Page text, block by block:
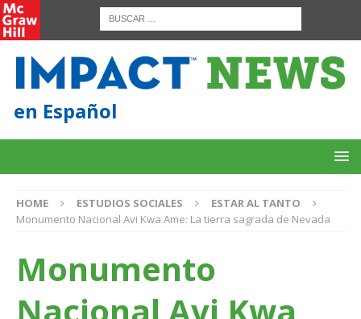
en Español
HOME ESTUDIOS SOCIALES
ESTAR AL TANTO
Monumento Nacional Avi Kwa Ame: La tierra sagrada de Nevada
Monumento